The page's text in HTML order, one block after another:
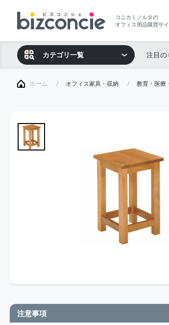
コニカミノルタの
オフィス用品購買サイ
カテゴリ一覧 注目の
ホーム オフィス家具・収納 教育・医療
注意事項